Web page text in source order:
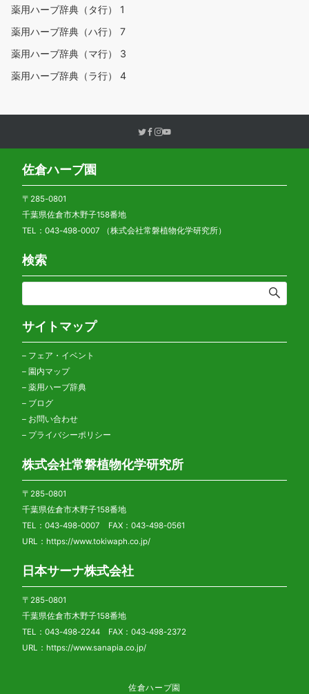
薬用ハーブ辞典（タ行） 1
薬用ハーブ辞典（ハ行） 7
薬用ハーブ辞典（マ行） 3
薬用ハーブ辞典（ラ行） 4
佐倉ハーブ園
〒285-0801
千葉県佐倉市木野子158番地
TEL：043-498-0007 （株式会社常磐植物化学研究所）
検索
サイトマップ
– フェア・イベント
– 園内マップ
– 薬用ハーブ辞典
– ブログ
– お問い合わせ
– プライバシーポリシー
株式会社常磐植物化学研究所
〒285-0801
千葉県佐倉市木野子158番地
TEL：043-498-0007 FAX：043-498-0561
URL： https://www.tokiwaph.co.jp/
日本サーナ株式会社
〒285-0801
千葉県佐倉市木野子158番地
TEL：043-498-2244 FAX：043-498-2372
URL： https://www.sanapia.co.jp/
佐倉ハーブ園